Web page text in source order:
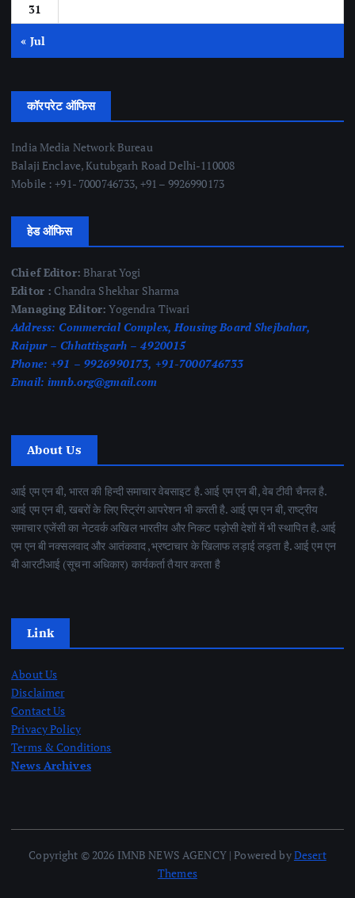
31
« Jul
कॉरपरेट ऑफिस
India Media Network Bureau
Balaji Enclave, Kutubgarh Road Delhi-110008
Mobile : +91- 7000746733, +91 – 9926990173
हेड ऑफिस
Chief Editor: Bharat Yogi
Editor : Chandra Shekhar Sharma
Managing Editor: Yogendra Tiwari
Address: Commercial Complex, Housing Board Shejbahar,
Raipur – Chhattisgarh – 4920015
Phone: +91 – 9926990173, +91-7000746733
Email: imnb.org@gmail.com
About Us
आई एम एन बी, भारत की हिन्दी समाचार वेबसाइट है. आई एम एन बी, वेब टीवी चैनल है.
आई एम एन बी, खबरों के लिए स्ट्रिंग आपरेशन भी करती है. आई एम एन बी, राष्ट्रीय
समाचार एजेंसी का नेटवर्क अखिल भारतीय और निकट पड़ोसी देशों में भी स्थापित है. आई
एम एन बी नक्सलवाद और आतंकवाद ,भ्रष्टाचार के खिलाफ लड़ाई लड़ता है. आई एम एन
बी आरटीआई (सूचना अधिकार) कार्यकर्ता तैयार करता है
Link
About Us
Disclaimer
Contact Us
Privacy Policy
Terms & Conditions
News Archives
Copyright © 2026 IMNB NEWS AGENCY | Powered byDesert
Themes